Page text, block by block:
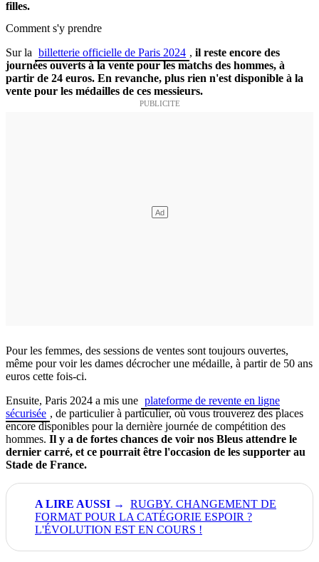
filles.
Comment s'y prendre
Sur la billetterie officielle de Paris 2024 , il reste encore des
journées ouverts à la vente pour les matchs des hommes, à
partir de 24 euros. En revanche, plus rien n'est disponible à la
vente pour les médailles de ces messieurs.
Pour les femmes, des sessions de ventes sont toujours ouvertes,
même pour voir les dames décrocher une médaille, à partir de 50 ans
euros cette fois-ci.
Ensuite, Paris 2024 a mis une plateforme de revente en ligne
sécurisée , de particulier à particulier, où vous trouverez des places
encore disponibles pour la dernière journée de compétition des
hommes. Il y a de fortes chances de voir nos Bleus attendre le
dernier carré, et ce pourrait être l'occasion de les supporter au
Stade de France.
RUGBY. CHANGEMENT DE
FORMAT POUR LA CATÉGORIE ESPOIR ?
L'ÉVOLUTION EST EN COURS !